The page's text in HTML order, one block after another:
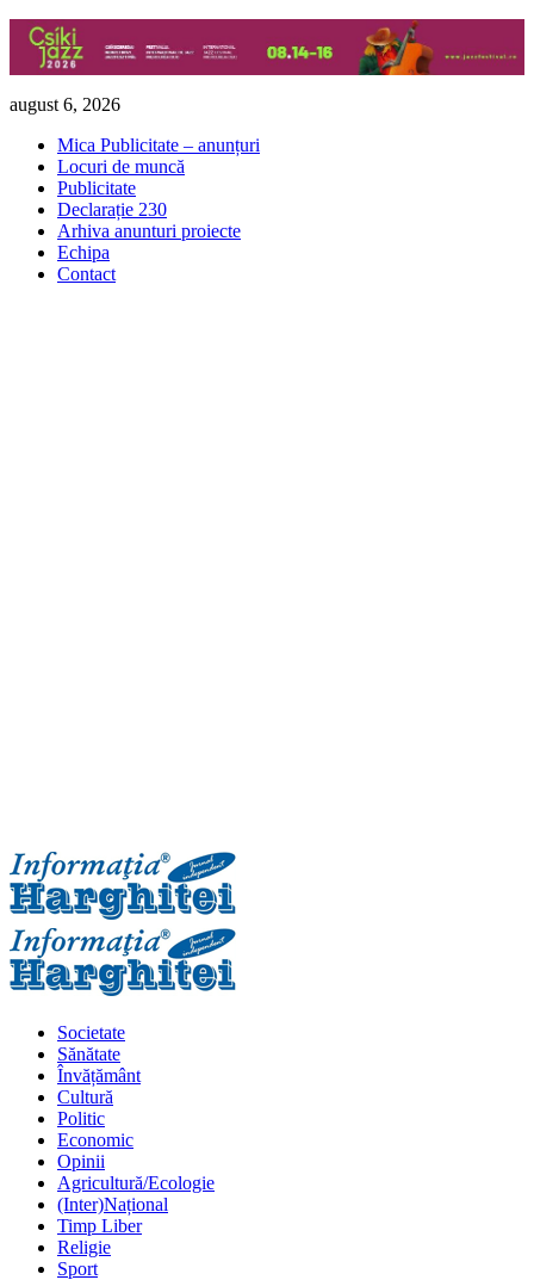
Skip
content
august 6, 2026
Mica Publicitate – anunțuri
Locuri de muncă
Publicitate
Declarație 230
Arhiva anunturi proiecte
Echipa
Contact
Primary
Menu
Societate
Sănătate
Învățământ
Cultură
Politic
Economic
Opinii
Agricultură/Ecologie
(Inter)Național
Timp Liber
Religie
Sport